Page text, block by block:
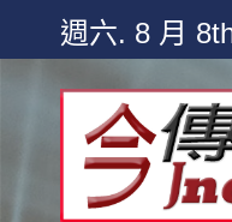
content
週六. 8 月